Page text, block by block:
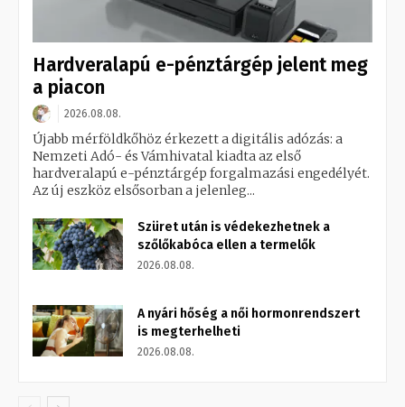
Hardveralapú e-pénztárgép jelent meg
a piacon
2026.08.08.
Újabb mérföldkőhöz érkezett a digitális adózás: a
Nemzeti Adó- és Vámhivatal kiadta az első
hardveralapú e-pénztárgép forgalmazási engedélyét.
Az új eszköz elsősorban a jelenleg...
Szüret után is védekezhetnek a
szőlőkabóca ellen a termelők
2026.08.08.
A nyári hőség a női hormonrendszert
is megterhelheti
2026.08.08.